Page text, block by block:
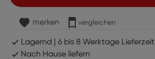
merken vergleichen
Lagernd | 6 bis 8 Werktage Lieferzeit
Nach Hause liefern